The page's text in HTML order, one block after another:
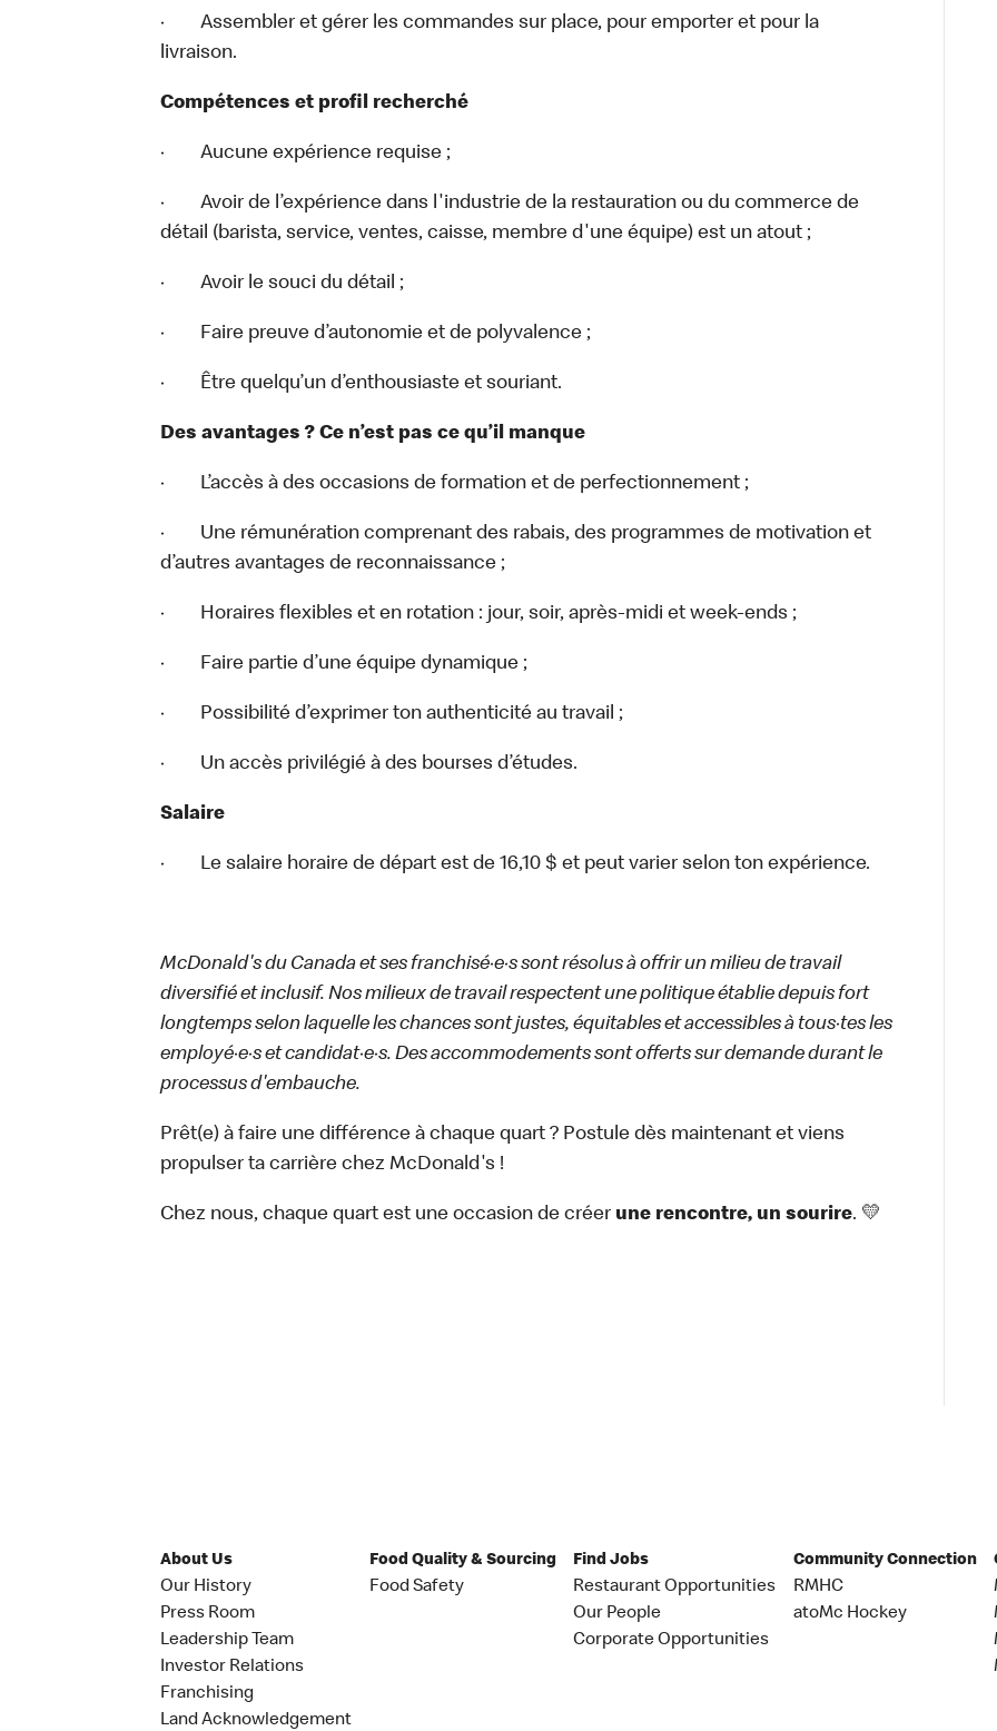
· Assembler et gérer les commandes sur place, pour emporter et pour la
livraison.
Compétences et profil recherché
· Aucune expérience requise ;
· Avoir de l’expérience dans l'industrie de la restauration ou du commerce de
détail (barista, service, ventes, caisse, membre d'une équipe) est un atout ;
· Avoir le souci du détail ;
· Faire preuve d’autonomie et de polyvalence ;
· Être quelqu’un d’enthousiaste et souriant.
Des avantages ? Ce n’est pas ce qu’il manque
· L’accès à des occasions de formation et de perfectionnement ;
· Une rémunération comprenant des rabais, des programmes de motivation et
d’autres avantages de reconnaissance ;
· Horaires flexibles et en rotation : jour, soir, après-midi et week-ends ;
· Faire partie d’une équipe dynamique ;
· Possibilité d’exprimer ton authenticité au travail ;
· Un accès privilégié à des bourses d’études.
Salaire
· Le salaire horaire de départ est de 16,10 $ et peut varier selon ton expérience.
McDonald's du Canada et ses franchisé·e·s sont résolus à offrir un milieu de travail
diversifié et inclusif. Nos milieux de travail respectent une politique établie depuis fort
longtemps selon laquelle les chances sont justes, équitables et accessibles à tous·tes les
employé·e·s et candidat·e·s. Des accommodements sont offerts sur demande durant le
processus d'embauche.
Prêt(e) à faire une différence à chaque quart ? Postule dès maintenant et viens
propulser ta carrière chez McDonald's !
Chez nous, chaque quart est une occasion de créer une rencontre, un sourire. 💛
About Us
Our History
Press Room
Leadership Team
Investor Relations
Franchising
Land Acknowledgement
Food Quality & Sourcing
Food Safety
Find Jobs
Restaurant Opportunities
Our People
Corporate Opportunities
Community Connection
RMHC
atoMc Hockey